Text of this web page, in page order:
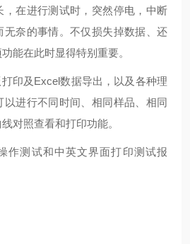
，在进行测试时，突然停电，中断
无奈的事情。不仅损失掉数据、还
能在此时显得特别重要。
印及Excel数据导出，以及各种理
进行不同时间、相同样品、相同
对照查看和打印功能。
作测试和中英文界面打印测试报